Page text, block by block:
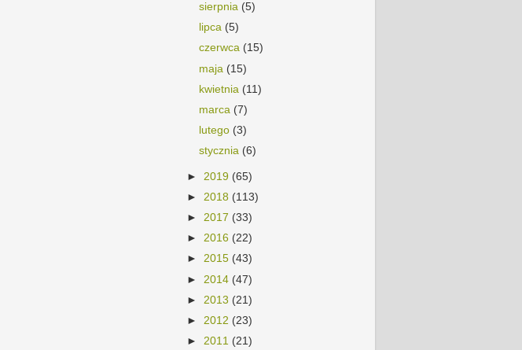
sierpnia (5)
lipca (5)
czerwca (15)
maja (15)
kwietnia (11)
marca (7)
lutego (3)
stycznia (6)
► 2019 (65)
► 2018 (113)
► 2017 (33)
► 2016 (22)
► 2015 (43)
► 2014 (47)
► 2013 (21)
► 2012 (23)
► 2011 (21)